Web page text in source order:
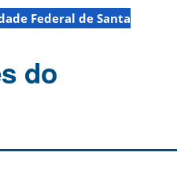
Federal de Santa
do